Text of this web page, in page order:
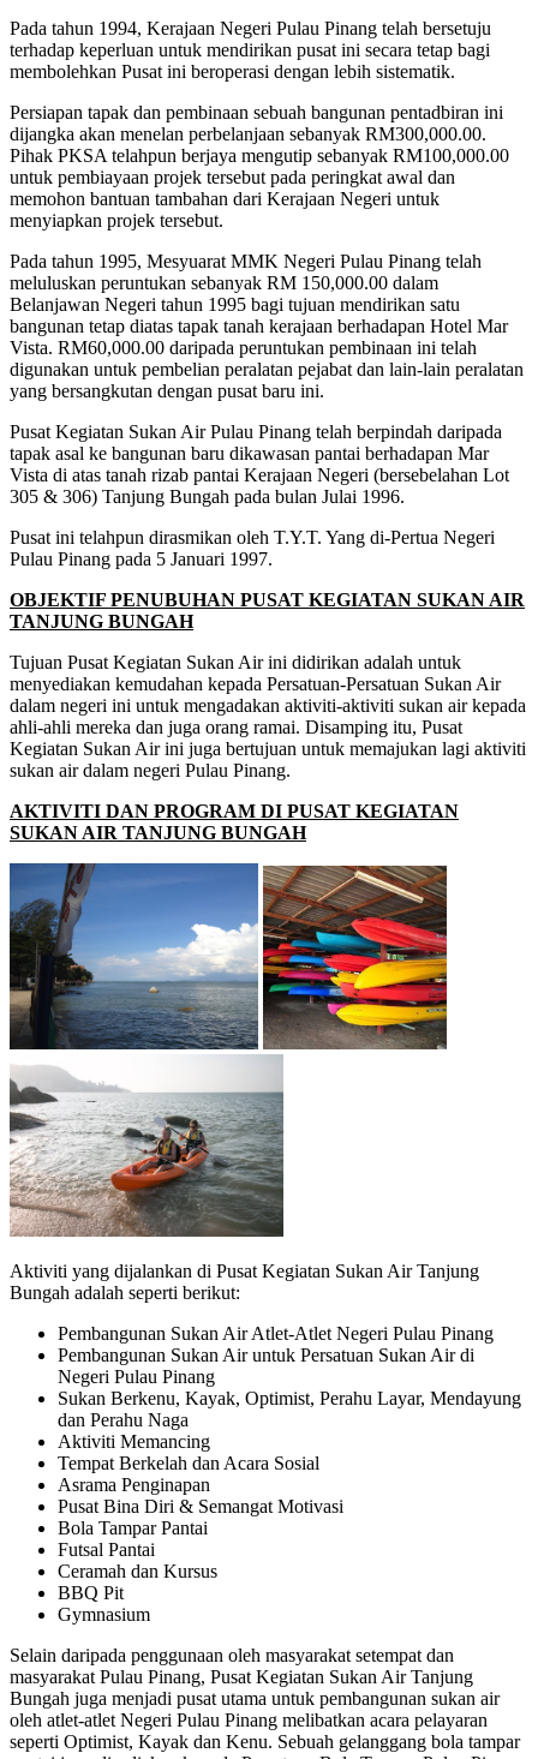
Pada tahun 1994, Kerajaan Negeri Pulau Pinang telah bersetuju
terhadap keperluan untuk mendirikan pusat ini secara tetap bagi
membolehkan Pusat ini beroperasi dengan lebih sistematik.
Persiapan tapak dan pembinaan sebuah bangunan pentadbiran ini
dijangka akan menelan perbelanjaan sebanyak RM300,000.00.
Pihak PKSA telahpun berjaya mengutip sebanyak RM100,000.00
untuk pembiayaan projek tersebut pada peringkat awal dan
memohon bantuan tambahan dari Kerajaan Negeri untuk
menyiapkan projek tersebut.
Pada tahun 1995, Mesyuarat MMK Negeri Pulau Pinang telah
meluluskan peruntukan sebanyak RM 150,000.00 dalam
Belanjawan Negeri tahun 1995 bagi tujuan mendirikan satu
bangunan tetap diatas tapak tanah kerajaan berhadapan Hotel Mar
Vista. RM60,000.00 daripada peruntukan pembinaan ini telah
digunakan untuk pembelian peralatan pejabat dan lain-lain peralatan
yang bersangkutan dengan pusat baru ini.
Pusat Kegiatan Sukan Air Pulau Pinang telah berpindah daripada
tapak asal ke bangunan baru dikawasan pantai berhadapan Mar
Vista di atas tanah rizab pantai Kerajaan Negeri (bersebelahan Lot
305 & 306) Tanjung Bungah pada bulan Julai 1996.
Pusat ini telahpun dirasmikan oleh T.Y.T. Yang di-Pertua Negeri
Pulau Pinang pada 5 Januari 1997.
OBJEKTIF PENUBUHAN PUSAT KEGIATAN SUKAN AIR
TANJUNG BUNGAH
Tujuan Pusat Kegiatan Sukan Air ini didirikan adalah untuk
menyediakan kemudahan kepada Persatuan-Persatuan Sukan Air
dalam negeri ini untuk mengadakan aktiviti-aktiviti sukan air kepada
ahli-ahli mereka dan juga orang ramai. Disamping itu, Pusat
Kegiatan Sukan Air ini juga bertujuan untuk memajukan lagi aktiviti
sukan air dalam negeri Pulau Pinang.
AKTIVITI DAN PROGRAM DI PUSAT KEGIATAN
SUKAN AIR TANJUNG BUNGAH
Aktiviti yang dijalankan di Pusat Kegiatan Sukan Air Tanjung
Bungah adalah seperti berikut:
Pembangunan Sukan Air Atlet-Atlet Negeri Pulau Pinang
Pembangunan Sukan Air untuk Persatuan Sukan Air di
Negeri Pulau Pinang
Sukan Berkenu, Kayak, Optimist, Perahu Layar, Mendayung
dan Perahu Naga
Aktiviti Memancing
Tempat Berkelah dan Acara Sosial
Asrama Penginapan
Pusat Bina Diri & Semangat Motivasi
Bola Tampar Pantai
Futsal Pantai
Ceramah dan Kursus
BBQ Pit
Gymnasium
Selain daripada penggunaan oleh masyarakat setempat dan
masyarakat Pulau Pinang, Pusat Kegiatan Sukan Air Tanjung
Bungah juga menjadi pusat utama untuk pembangunan sukan air
oleh atlet-atlet Negeri Pulau Pinang melibatkan acara pelayaran
seperti Optimist, Kayak dan Kenu. Sebuah gelanggang bola tampar